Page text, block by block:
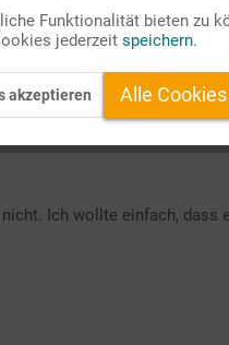
Ich wollte einfach, dass
Funktionalität bieten zu
jederzeit speichern.
akzeptieren Alle